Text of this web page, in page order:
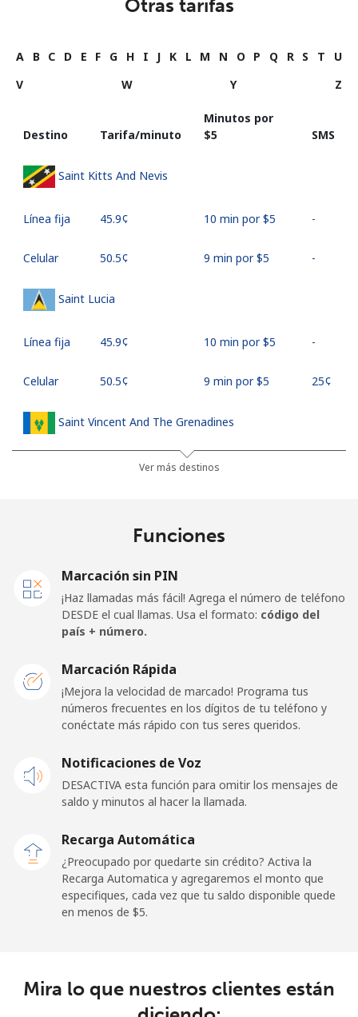
Otras tarifas
A B C D E F G H I J K L M N O P Q R S T
U
V
W Y Z
Destino Tarifa/minuto
Minutos por
⁦$5⁩
SMS
Saint Kitts And Nevis
Línea fija ⁦45.9¢⁩ 10 min por ⁦$5⁩ -
Celular ⁦50.5¢⁩ 9 min por ⁦$5⁩ -
Saint Lucia
Línea fija ⁦45.9¢⁩ 10 min por ⁦$5⁩ -
Celular ⁦50.5¢⁩ 9 min por ⁦$5⁩ ⁦25¢⁩
Saint Vincent And The Grenadines
12 min por ⁦$5⁩
Línea fija
⁦195.5¢⁩
San Marino
Línea fija ⁦32.9¢⁩ 15 min por ⁦$5⁩ -
Sao Tome And Principe
country
⁦313.5¢⁩
Saudi Arabia
Ver más destinos
Funciones
Marcación sin PIN
¡Haz llamadas más fácil! Agrega el número de teléfono
DESDE el cual llamas. Usa el formato: código del
país + número.
Marcación Rápida
¡Mejora la velocidad de marcado! Programa tus
números frecuentes en los dígitos de tu teléfono y
conéctate más rápido con tus seres queridos.
Notificaciones de Voz
DESACTIVA esta función para omitir los mensajes de
saldo y minutos al hacer la llamada.
Recarga Automática
¿Preocupado por quedarte sin crédito? Activa la
Recarga Automatica y agregaremos el monto que
especifiques, cada vez que tu saldo disponible quede
en menos de ⁦$5⁩.
Mira lo que nuestros clientes están